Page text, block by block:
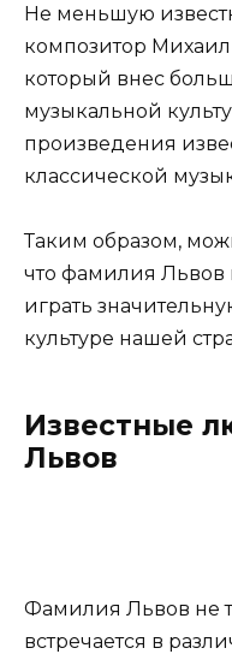
Не меньшую
композитор
который внес
музыкальной
произведения
классической
Таким образом,
что фамилия Львов
играть
культуре нашей
Известные
Львов
Фамилия Львов не
встречается в